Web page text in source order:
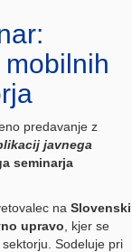
predavanje z
javnega
seminarja
na Slovenski
upravo , kjer se
Sodeluje pri